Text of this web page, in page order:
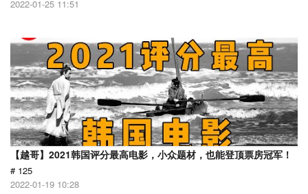
2022-01-25 11:51
【越哥】2021韩国评分最高电影，小众题材，也能登顶票房冠军！
# 125
2022-01-19 10:28